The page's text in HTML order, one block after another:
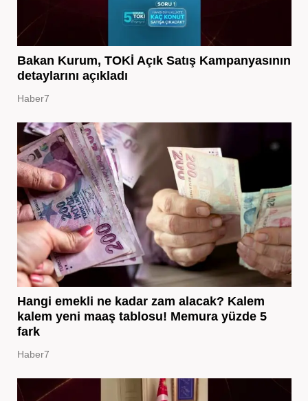
Bakan Kurum, TOKİ Açık Satış Kampanyasının
detaylarını açıkladı
Haber7
Hangi emekli ne kadar zam alacak? Kalem
kalem yeni maaş tablosu! Memura yüzde 5
fark
Haber7